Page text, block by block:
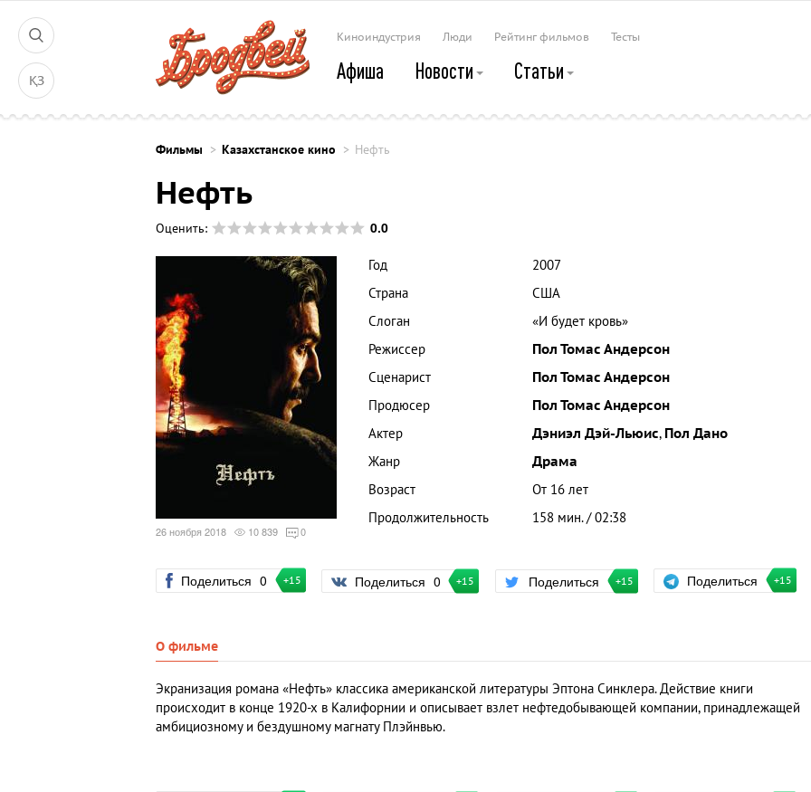
ҚЗ
Киноиндустрия Люди Рейтинг фильмов Тесты
Афиша Новости Статьи
Фильмы Казахстанское кино Нефть
Нефть
Оценить: 0.0
26 ноября 2018 10 839 0
Год
2007
Страна
США
Слоган
«И будет кровь»
Режиссер
Пол Томас Андерсон
Сценарист
Пол Томас Андерсон
Продюсер
Пол Томас Андерсон
Актер
Дэниэл Дэй-Льюис, Пол Дано
Жанр
Драма
Возраст
От 16 лет
Продолжительность
158 мин. / 02:38
Поделиться 0 +15 Поделиться 0 +15 Поделиться +15 Поделиться +15
О фильме
Экранизация романа «Нефть» классика американской литературы Эптона Синклера. Действие книги
происходит в конце 1920-х в Калифорнии и описывает взлет нефтедобывающей компании, принадлежащей
амбициозному и бездушному магнату Плэйнвью.